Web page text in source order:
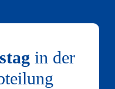
in der